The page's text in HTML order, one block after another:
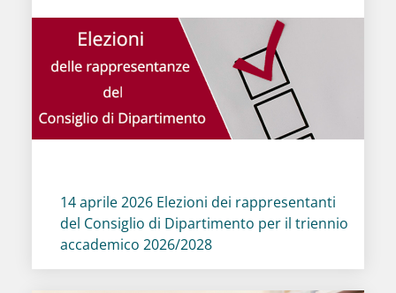
Titolo card:
14 aprile 2026 Elezioni dei rappresentanti
del Consiglio di Dipartimento per il triennio
accademico 2026/2028